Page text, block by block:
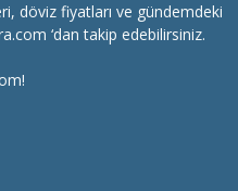
döviz fiyatları ve gündemdeki
‘dan takip edebilirsiniz.